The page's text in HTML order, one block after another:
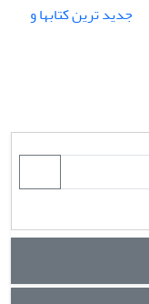
جدید ترین کتابها و